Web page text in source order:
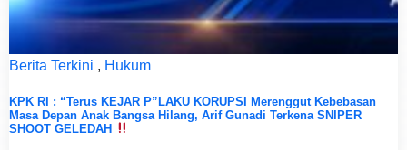
Berita Terkini , Hukum
KPK RI : “Terus KEJAR P”LAKU KORUPSI Merenggut Kebebasan
Masa Depan Anak Bangsa Hilang, Arif Gunadi Terkena SNIPER
SHOOT GELEDAH